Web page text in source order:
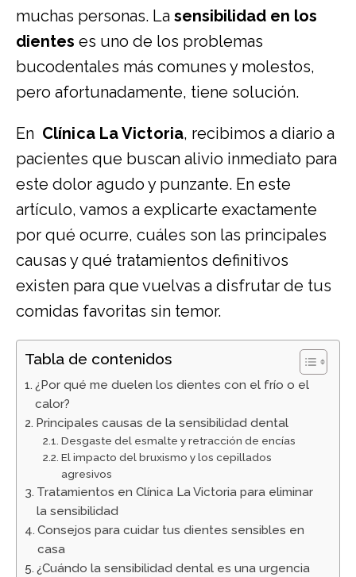
muchas personas. La sensibilidad en los
dientes es uno de los problemas
bucodentales más comunes y molestos,
pero afortunadamente, tiene solución.
En Clínica La Victoria, recibimos a diario a
pacientes que buscan alivio inmediato para
este dolor agudo y punzante. En este
artículo, vamos a explicarte exactamente
por qué ocurre, cuáles son las principales
causas y qué tratamientos definitivos
existen para que vuelvas a disfrutar de tus
comidas favoritas sin temor.
Tabla de contenidos
¿Por qué me duelen los dientes con el frío o el
calor?
Principales causas de la sensibilidad dental
Desgaste del esmalte y retracción de encías
El impacto del bruxismo y los cepillados
agresivos
Tratamientos en Clínica La Victoria para eliminar
la sensibilidad
Consejos para cuidar tus dientes sensibles en
casa
¿Cuándo la sensibilidad dental es una urgencia